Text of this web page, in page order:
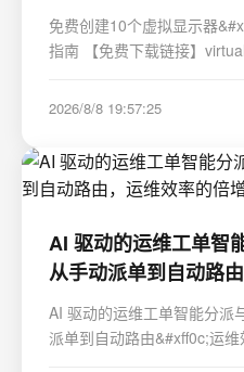
免费创建10个虚拟显示器
指南 【免费下载链接】
your PC! For Win10.
2026/8/8 19:57:25
AI 驱动的运维工单智
从手动派单到自动路
AI 驱动的运维工单智能分派
派单到自动路由&#xff0c;运